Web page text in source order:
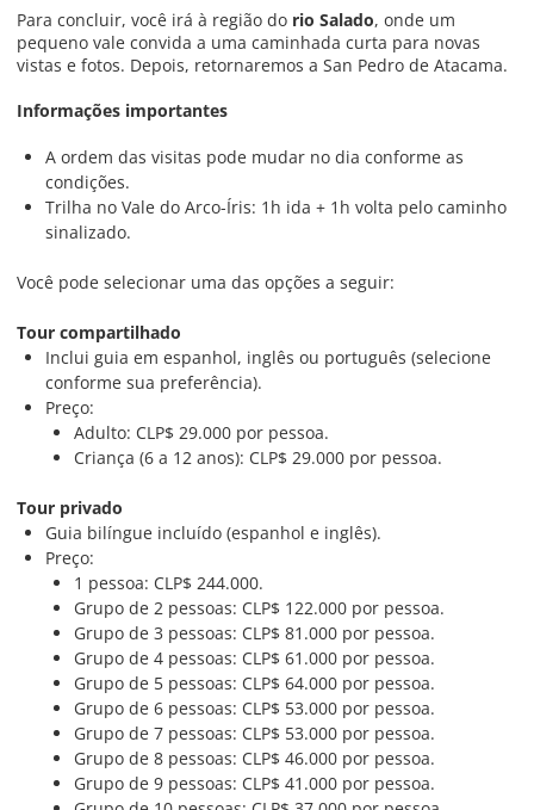
Para concluir, você irá à região do rio Salado, onde um
pequeno vale convida a uma caminhada curta para novas
vistas e fotos. Depois, retornaremos a San Pedro de Atacama.
Informações importantes
A ordem das visitas pode mudar no dia conforme as
condições.
Trilha no Vale do Arco-Íris: 1h ida + 1h volta pelo caminho
sinalizado.
Você pode selecionar uma das opções a seguir:
Tour compartilhado
Inclui guia em espanhol, inglês ou português (selecione
conforme sua preferência).
Preço:
Adulto: CLP$ 29.000 por pessoa.
Criança (6 a 12 anos): CLP$ 29.000 por pessoa.
Tour privado
Guia bilíngue incluído (espanhol e inglês).
Preço:
1 pessoa: CLP$ 244.000.
Grupo de 2 pessoas: CLP$ 122.000 por pessoa.
Grupo de 3 pessoas: CLP$ 81.000 por pessoa.
Grupo de 4 pessoas: CLP$ 61.000 por pessoa.
Grupo de 5 pessoas: CLP$ 64.000 por pessoa.
Grupo de 6 pessoas: CLP$ 53.000 por pessoa.
Grupo de 7 pessoas: CLP$ 53.000 por pessoa.
Grupo de 8 pessoas: CLP$ 46.000 por pessoa.
Grupo de 9 pessoas: CLP$ 41.000 por pessoa.